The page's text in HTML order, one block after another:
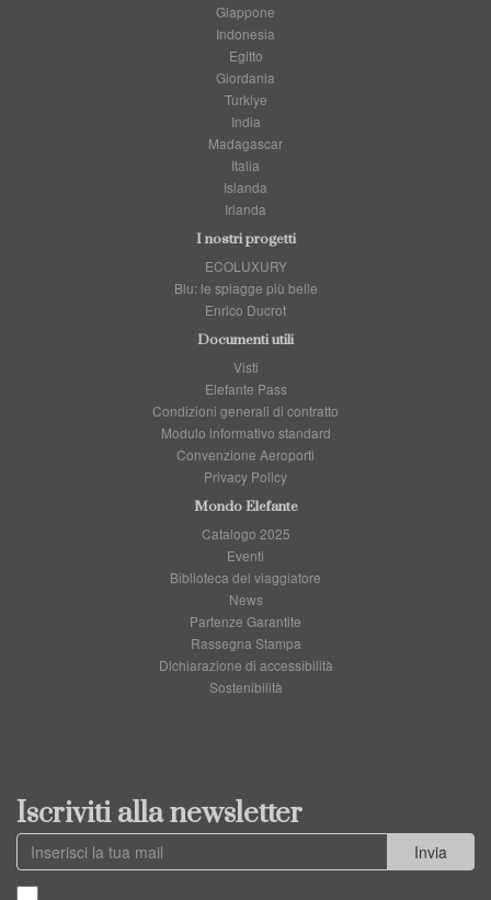
Giappone
Indonesia
Egitto
Giordania
Turkiye
India
Madagascar
Italia
Islanda
Irlanda
I nostri progetti
ECOLUXURY
Blu: le spiagge più belle
Enrico Ducrot
Documenti utili
Visti
Elefante Pass
Condizioni generali di contratto
Modulo informativo standard
Convenzione Aeroporti
Privacy Policy
Mondo Elefante
Catalogo 2025
Eventi
Biblioteca del viaggiatore
News
Partenze Garantite
Rassegna Stampa
Dichiarazione di accessibilità
Sostenibilità
Iscriviti alla newsletter
Invia